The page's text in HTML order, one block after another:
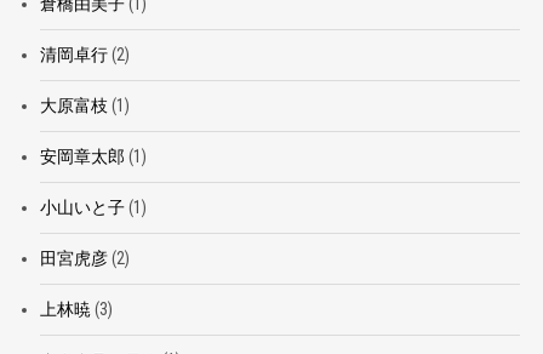
清岡卓行(2)
大原富枝 (1)
安岡章太郎 (1)
小山いと子(1)
田宮虎彦(2)
上林暁 (3)